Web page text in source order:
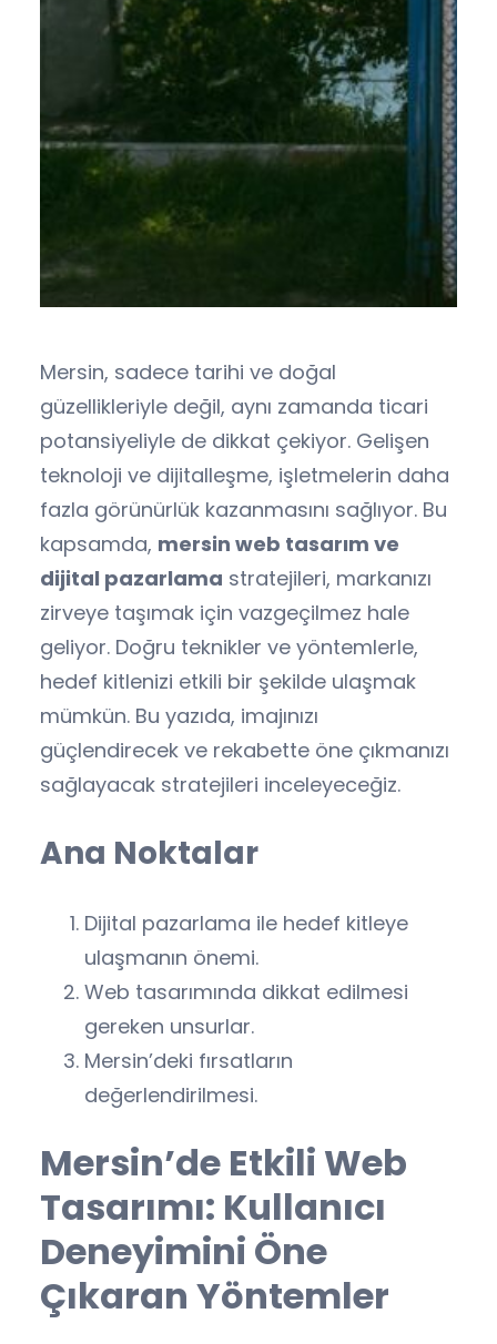
Mersin, sadece tarihi ve doğal
güzellikleriyle değil, aynı zamanda ticari
potansiyeliyle de dikkat çekiyor. Gelişen
teknoloji ve dijitalleşme, işletmelerin daha
fazla görünürlük kazanmasını sağlıyor. Bu
kapsamda, mersin web tasarım ve
dijital pazarlama stratejileri, markanızı
zirveye taşımak için vazgeçilmez hale
geliyor. Doğru teknikler ve yöntemlerle,
hedef kitlenizi etkili bir şekilde ulaşmak
mümkün. Bu yazıda, imajınızı
güçlendirecek ve rekabette öne çıkmanızı
sağlayacak stratejileri inceleyeceğiz.
Ana Noktalar
Dijital pazarlama ile hedef kitleye
ulaşmanın önemi.
Web tasarımında dikkat edilmesi
gereken unsurlar.
Mersin’deki fırsatların
değerlendirilmesi.
Mersin’de Etkili Web
Tasarımı: Kullanıcı
Deneyimini Öne
Çıkaran Yöntemler